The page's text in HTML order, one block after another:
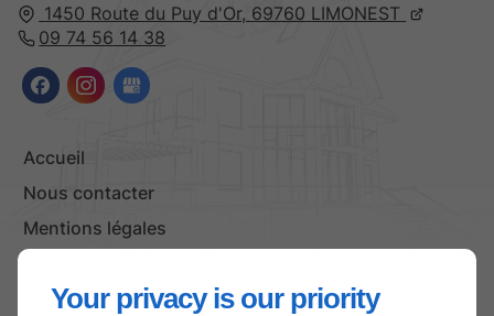
Your privacy is our priority
1450 Route du Puy d'Or, 69760 LIMONEST
09 74 56 14 38
Accueil
Nous contacter
Mentions légales